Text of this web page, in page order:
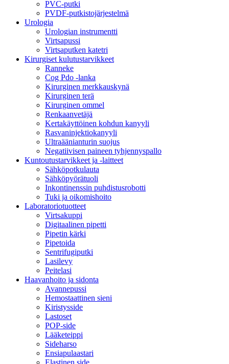
PVC-putki
PVDF-putkistojärjestelmä
Urologia
Urologian instrumentti
Virtsapussi
Virtsaputken katetri
Kirurgiset kulutustarvikkeet
Ranneke
Cog Pdo -lanka
Kirurginen merkkauskynä
Kirurginen terä
Kirurginen ommel
Renkaanvetäjä
Kertakäyttöinen kohdun kanyyli
Rasvaninjektiokanyyli
Ultraäänianturin suojus
Negatiivisen paineen tyhjennyspallo
Kuntoutustarvikkeet ja -laitteet
Sähköpotkulauta
Sähköpyörätuoli
Inkontinenssin puhdistusrobotti
Tuki ja oikomishoito
Laboratoriotuotteet
Virtsakuppi
Digitaalinen pipetti
Pipetin kärki
Pipetoida
Sentrifugiputki
Lasilevy
Peitelasi
Haavanhoito ja sidonta
Avannepussi
Hemostaattinen sieni
Kiristysside
Lastoset
POP-side
Lääketeippi
Sideharso
Ensiapulaastari
Elastinen side